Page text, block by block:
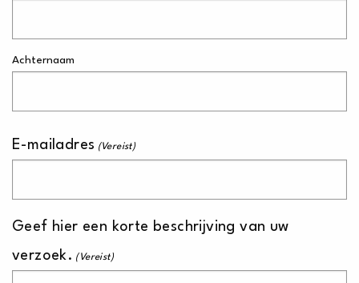
Achternaam
E-mailadres (Vereist)
Geef hier een korte beschrijving van uw
verzoek. (Vereist)